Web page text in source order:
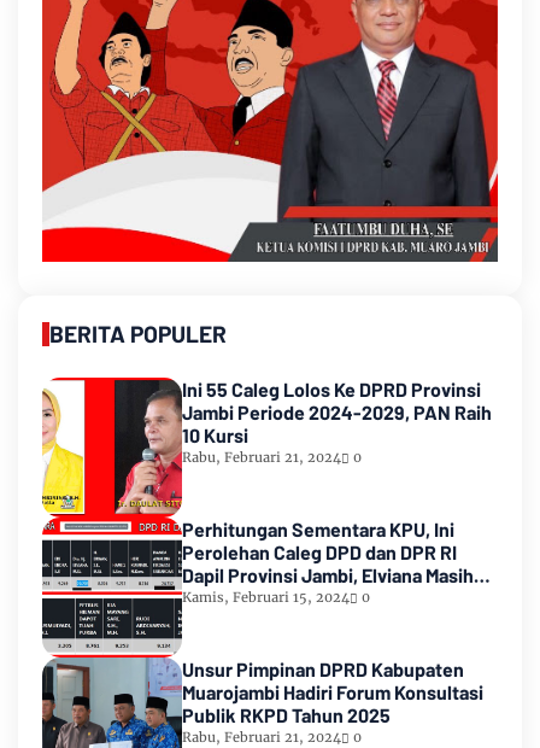
BERITA POPULER
Ini 55 Caleg Lolos Ke DPRD Provinsi
Jambi Periode 2024-2029, PAN Raih
10 Kursi
Rabu, Februari 21, 2024 0
Perhitungan Sementara KPU, Ini
Perolehan Caleg DPD dan DPR RI
Dapil Provinsi Jambi, Elviana Masih
Urutan Kedua Teratas
Kamis, Februari 15, 2024 0
Unsur Pimpinan DPRD Kabupaten
Muarojambi Hadiri Forum Konsultasi
Publik RKPD Tahun 2025
Rabu, Februari 21, 2024 0